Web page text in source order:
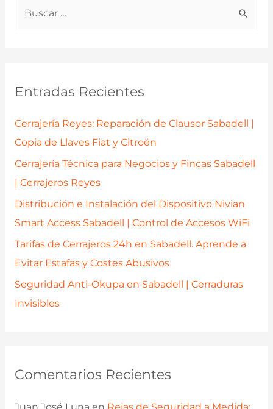
p
o
:
Entradas Recientes
Cerrajería Reyes: Reparación de Clausor Sabadell |
Copia de Llaves Fiat y Citroën
Cerrajería Técnica para Negocios y Fincas Sabadell
| Cerrajeros Reyes
Distribución e Instalación del Dispositivo Nivian
Smart Access Sabadell | Control de Accesos WiFi
Tarifas de Cerrajeros 24h en Sabadell. Aprende a
Evitar Estafas y Costes Abusivos
Seguridad Anti-Okupa en Sabadell | Cerraduras
Invisibles
Comentarios Recientes